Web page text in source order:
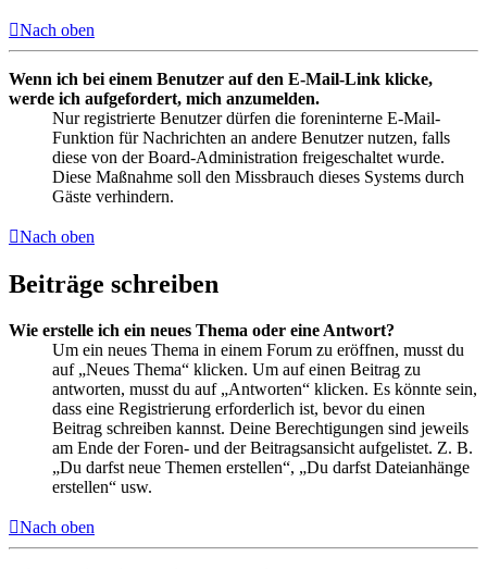
Nach oben
Wenn ich bei einem Benutzer auf den E-Mail-Link klicke,
werde ich aufgefordert, mich anzumelden.
Nur registrierte Benutzer dürfen die foreninterne E-Mail-
Funktion für Nachrichten an andere Benutzer nutzen, falls
diese von der Board-Administration freigeschaltet wurde.
Diese Maßnahme soll den Missbrauch dieses Systems durch
Gäste verhindern.
Nach oben
Beiträge schreiben
Wie erstelle ich ein neues Thema oder eine Antwort?
Um ein neues Thema in einem Forum zu eröffnen, musst du
auf „Neues Thema“ klicken. Um auf einen Beitrag zu
antworten, musst du auf „Antworten“ klicken. Es könnte sein,
dass eine Registrierung erforderlich ist, bevor du einen
Beitrag schreiben kannst. Deine Berechtigungen sind jeweils
am Ende der Foren- und der Beitragsansicht aufgelistet. Z. B.
„Du darfst neue Themen erstellen“, „Du darfst Dateianhänge
erstellen“ usw.
Nach oben